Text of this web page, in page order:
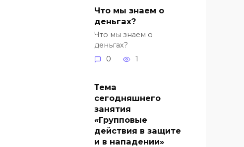
Что мы знаем о
деньгах?
Что мы знаем о
деньгах?
0
1
Тема
сегодняшнего
занятия
«Групповые
действия в защите
и в нападении»